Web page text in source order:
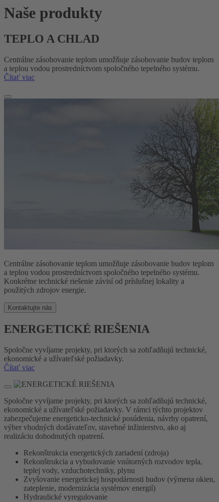
Naše produkty
TEPLO A CHLAD
Centrálne zásobovanie teplom umožňuje zásobovanie budov teplom
a teplou vodou prostredníctvom spoločného tepelného systému.
Čítať viac
Centrálne zásobovanie teplom umožňuje zásobovanie budov teplom
a teplou vodou prostredníctvom spoločného tepelného systému.
Konkrétne technické riešenie závisí od príslušnej lokality a
použitých zdrojov energie.
Kontaktujte nás
ENERGETICKÉ RIEŠENIA
Spoločne vyvíjame projekty, pri ktorých sa zohľadňujú technické,
ekonomické a užívateľské požiadavky.
Čítať viac
Spoločne vyvíjame projekty, pri ktorých sa zohľadňujú technické,
ekonomické a užívateľské požiadavky. V rámci týchto projektov
zabezpečujeme energeticko-technické posúdenia, návrhy opatrení,
výber vhodných dodávateľov, stavebné inžinierstvo, ako aj
realizáciu dohodnutých opatrení.
Rekonštrukcia energetických zariadení (zdroja)
Rekonštrukcia a vybudovanie vnútorných rozvodov tepla,
teplej vody, vzduchotechniky, plynu
Zvyšovanie energetickej hospodárnosti budov (výmena okien,
zateplenie, modernizácia systémov energií)
Hydraulické vyregulovanie